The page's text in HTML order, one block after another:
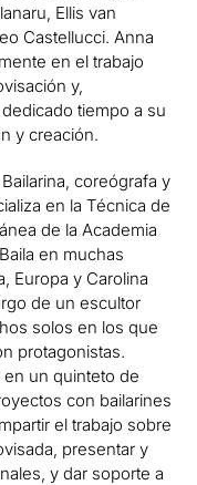
Ellis van
Castellucci. Anna
en el trabajo
y,
tiempo a su
y creación.
Bailarina, coreógrafa y
en la Técnica de
de la Academia
en muchas
Europa y Carolina
de un escultor
solos en los que
protagonistas.
un quinteto de
con bailarines
el trabajo sobre
presentar y
y dar soporte a